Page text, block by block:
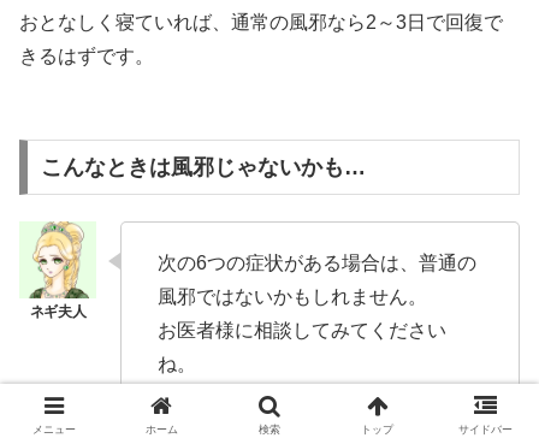
おとなしく寝ていれば、通常の風邪なら2～3日で回復で
きるはずです。
こんなときは風邪じゃないかも…
次の6つの症状がある場合は、普通の
風邪ではないかもしれません。
お医者様に相談してみてください
ね。
メニュー ホーム 検索 トップ サイドバー